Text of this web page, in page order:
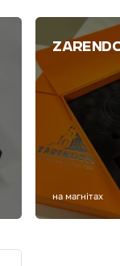
на магнітах